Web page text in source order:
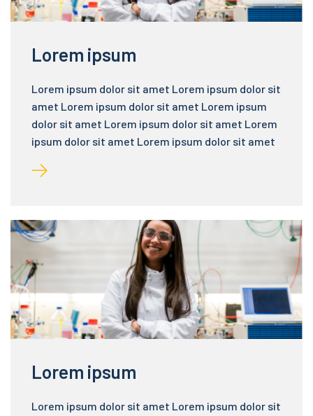
Lorem ipsum
Lorem ipsum dolor sit amet Lorem ipsum dolor sit
amet Lorem ipsum dolor sit amet Lorem ipsum
dolor sit amet Lorem ipsum dolor sit amet Lorem
ipsum dolor sit amet Lorem ipsum dolor sit amet
Lorem ipsum
Lorem ipsum dolor sit amet Lorem ipsum dolor sit